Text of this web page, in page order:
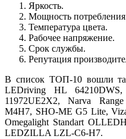
Яркость.
Мощность
Температура цвета.
Рабочее напряжение.
Срок службы.
Репутация
В список ТОП-10 вошли
LEDriving HL
11972UE2X2, Narva
M4H7, SHO-ME G5 Lite,
Omegalight Standart
LEDZILLA LZL-C6-H7.